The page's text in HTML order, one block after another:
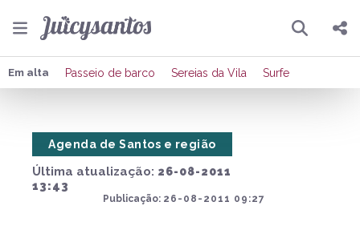
Pesquisar
Compartilhar
Em alta Passeio de barco Sereias da Vila Surfe
Última atualização: 26-08-2011
13:43
Publicação: 26-08-2011 09:27
Agenda de Santos e região